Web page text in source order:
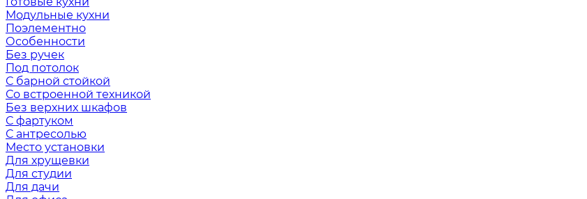
Модульные кухни
Поэлементно
Особенности
Без ручек
Под потолок
С барной стойкой
Со встроенной техникой
Без верхних шкафов
С фартуком
С антресолью
Место установки
Для хрущевки
Для студии
Для дачи